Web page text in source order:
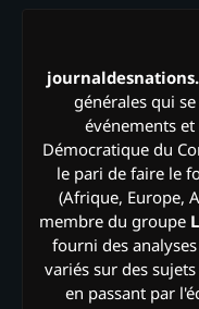
générales qui
événements et
Démocratique du
le pari de faire le
(Afrique, Europe,
membre du groupe
fourni des
variés sur des
en passant par